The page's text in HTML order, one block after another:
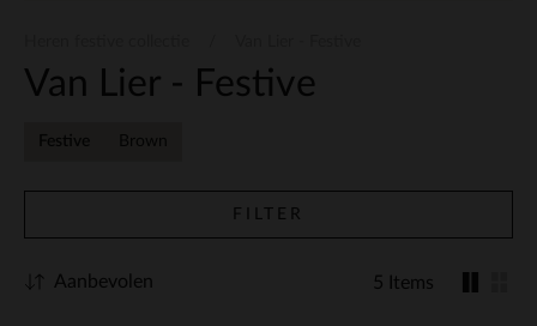
Van Lier - Festive
Festive Brown
FILTER
5 Items
Aanbevolen